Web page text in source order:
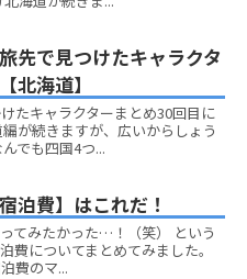
先で見つけたキャラクタ
北海道】
たキャラクターまとめ30回目に
が続きますが、広いからしょう
でも四国4つ...
泊費】はこれだ！
てみたかった…！（笑） という
費についてまとめてみました。
費のマ...